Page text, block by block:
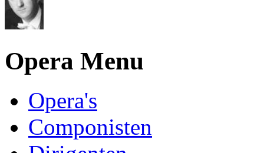
Opera Menu
Opera's
Componisten